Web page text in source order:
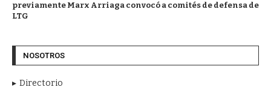
previamente Marx Arriaga convocó a comités de defensa de
LTG
NOSOTROS
Directorio